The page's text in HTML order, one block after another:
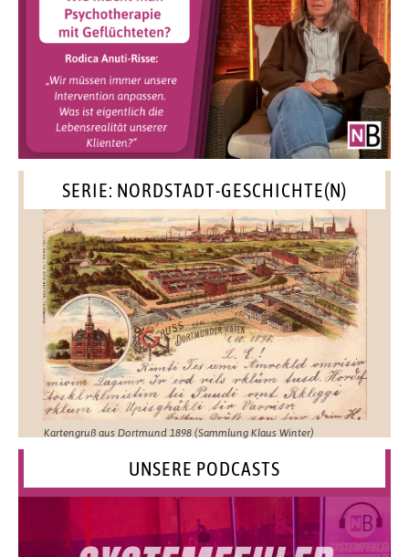
SERIE: NORDSTADT-GESCHICHTE(N)
Kartengruß aus Dortmund 1898 (Sammlung Klaus Winter)
UNSERE PODCASTS